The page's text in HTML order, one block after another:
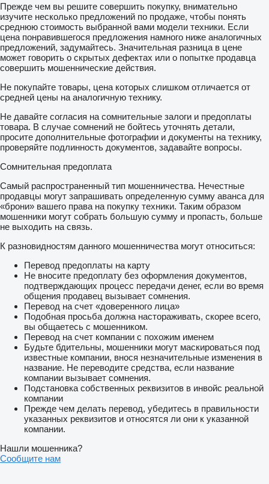
Прежде чем вы решите совершить покупку, внимательно
изучите несколько предложений по продаже, чтобы понять
среднюю стоимость выбранной вами модели техники. Если
цена понравившегося предложения намного ниже аналогичных
предложений, задумайтесь. Значительная разница в цене
может говорить о скрытых дефектах или о попытке продавца
совершить мошеннические действия.
Не покупайте товары, цена которых слишком отличается от
средней цены на аналогичную технику.
Не давайте согласия на сомнительные залоги и предоплаты
товара. В случае сомнений не бойтесь уточнять детали,
просите дополнительные фотографии и документы на технику,
проверяйте подлинность документов, задавайте вопросы.
Сомнительная предоплата
Самый распространенный тип мошенничества. Нечестные
продавцы могут запрашивать определенную сумму аванса для
«брони» вашего права на покупку техники. Таким образом
мошенники могут собрать большую сумму и пропасть, больше
не выходить на связь.
К разновидностям данного мошенничества могут относиться:
Перевод предоплаты на карту
Не вносите предоплату без оформления документов,
подтверждающих процесс передачи денег, если во время
общения продавец вызывает сомнения.
Перевод на счет «доверенного лица»
Подобная просьба должна настораживать, скорее всего,
вы общаетесь с мошенником.
Перевод на счет компании с похожим именем
Будьте бдительны, мошенники могут маскироваться под
известные компании, внося незначительные изменения в
название. Не переводите средства, если название
компании вызывает сомнения.
Подстановка собственных реквизитов в инвойс реальной
компании
Прежде чем делать перевод, убедитесь в правильности
указанных реквизитов и относятся ли они к указанной
компании.
Нашли мошенника?
Сообщите нам